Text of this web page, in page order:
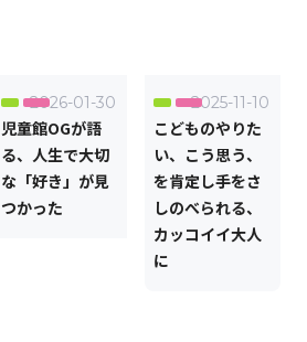
2026-01-30
児童館OGが語
る、人生で大切
な「好き」が見
つかった
2025-11-10
こどものやりた
い、こう思う、
を肯定し手をさ
しのべられる、
カッコイイ大人
に